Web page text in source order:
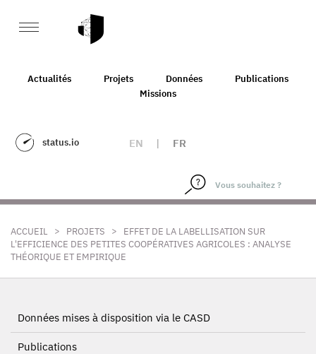
Actualités Projets Données
Publications
Missions
status.io EN | FR
ACCUEIL > PROJETS >
EFFET DE LA LABELLISATION SUR
L'EFFICIENCE DES PETITES COOPÉRATIVES AGRICOLES : ANALYSE
THÉORIQUE ET EMPIRIQUE
Données mises à disposition via le CASD
Publications